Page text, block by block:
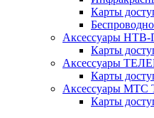
Карты
Аксессуары
Карты
Аксессуары
Карты
Аксессуары МТС
Карты